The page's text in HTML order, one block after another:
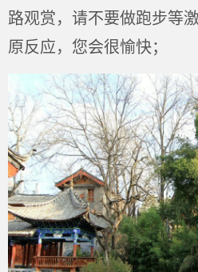
路观赏，请不要做跑步等
原反应，您会很愉快；